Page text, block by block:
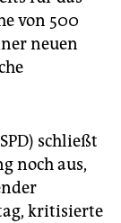
von 500
neuen
schließt
noch aus,
kritisierte